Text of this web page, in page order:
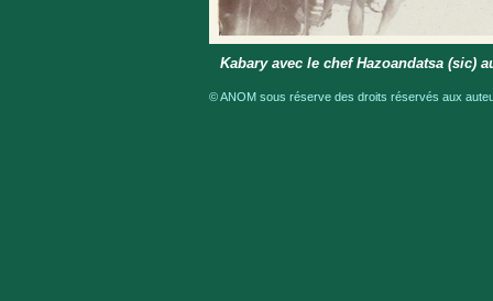
Kabary avec le chef Hazoandatsa (sic)
© ANOM sous réserve des droits réservés aux